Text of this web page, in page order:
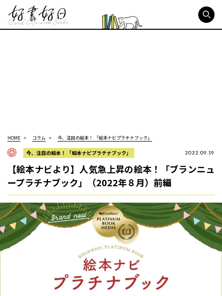
HOME コラム 今、注目の絵本！ 「絵本ナビプラチナブック」
今、注目の絵本！ 「絵本ナビプラチナブック」 2022.09.19
【絵本ナビより】人気急上昇の絵本！「ブランニュ
ープラチナブック」（2022年８月）前編